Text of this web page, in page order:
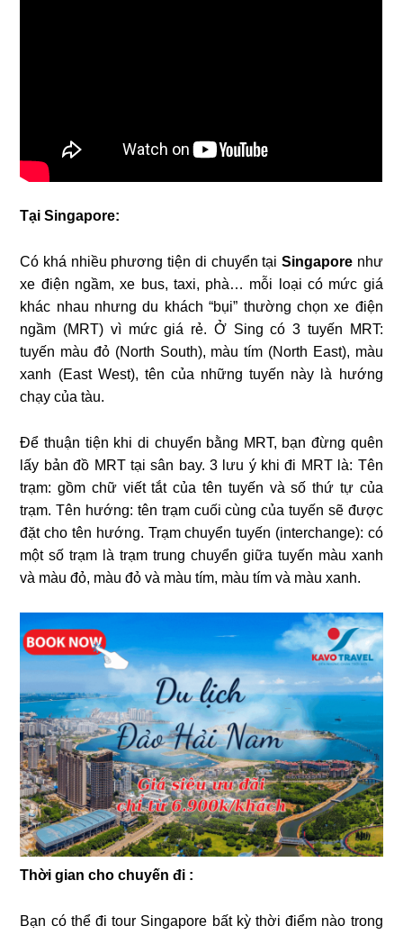
Tại Singapore:
Có khá nhiều phương tiện di chuyển tại Singaporenhư
xe điện ngầm, xe bus, taxi, phà… mỗi loại có mức giá
khác nhau nhưng du khách “bụi” thường chọn xe điện
ngầm (MRT) vì mức giá rẻ. Ở Sing có 3 tuyến MRT:
tuyến màu đỏ (North South), màu tím (North East), màu
xanh (East West), tên của những tuyến này là hướng
chạy của tàu.
Để thuận tiện khi di chuyển bằng MRT, bạn đừng quên
lấy bản đồ MRT tại sân bay. 3 lưu ý khi đi MRT là: Tên
trạm: gồm chữ viết tắt của tên tuyến và số thứ tự của
trạm. Tên hướng: tên trạm cuối cùng của tuyến sẽ được
đặt cho tên hướng. Trạm chuyển tuyến (interchange): có
một số trạm là trạm trung chuyển giữa tuyến màu xanh
và màu đỏ, màu đỏ và màu tím, màu tím và màu xanh.
Thời gian cho chuyến đi :
Bạn có thể đi tour Singapore bất kỳ thời điểm nào trong